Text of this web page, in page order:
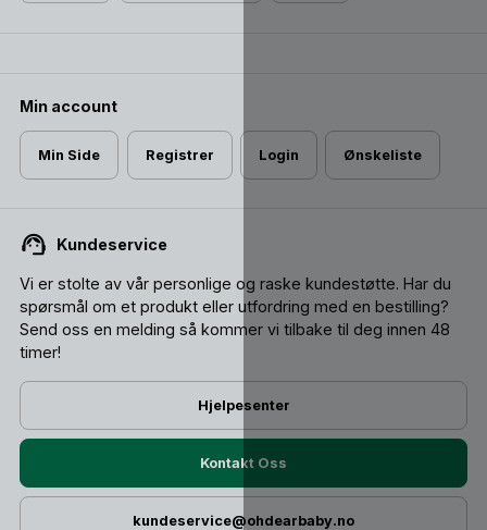
Min account
Min Side Registrer Login Ønskeliste
Kundeservice
Vi er stolte av vår personlige og raske kundestøtte. Har du
spørsmål om et produkt eller utfordring med en bestilling?
Send oss ​​en melding så kommer vi tilbake til deg innen 48
timer!
Hjelpesenter
Kontakt Oss
kundeservice@ohdearbaby.no